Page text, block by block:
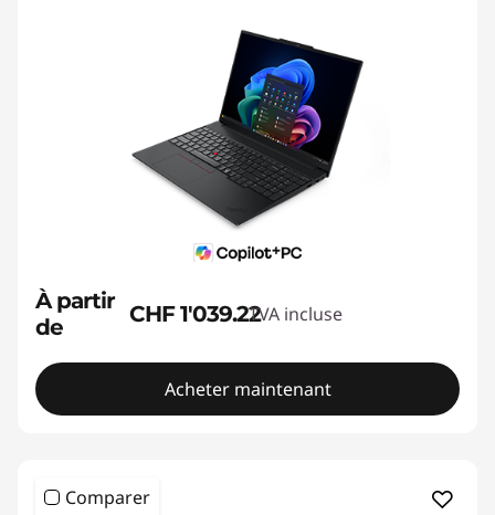
À partir
de
CHF 1'039.22TVA incluse
Acheter maintenant
Comparer